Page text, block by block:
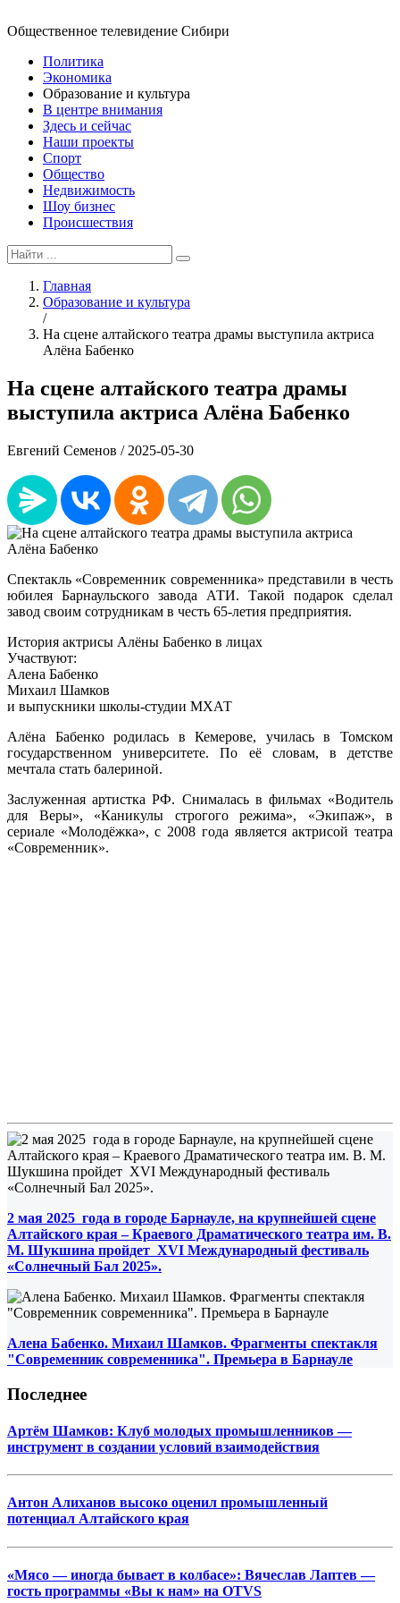
Общественное телевидение Сибири
Политика
Экономика
Образование и культура
В центре внимания
Здесь и сейчас
Наши проекты
Спорт
Общество
Недвижимость
Шоу бизнес
Происшествия
Главная
Образование и культура
/
На сцене алтайского театра драмы выступила актриса
Алёна Бабенко
На сцене алтайского театра драмы
выступила актриса Алёна Бабенко
Евгений Семенов / 2025-05-30
Спектакль «Современник современника» представили в честь
юбилея Барнаульского завода АТИ. Такой подарок сделал
завод своим сотрудникам в честь 65-летия предприятия.
История актрисы Алёны Бабенко в лицах
Участвуют:
Алена Бабенко
Михаил Шамков
и выпускники школы-студии МХАТ
Алёна Бабенко родилась в Кемерове, училась в Томском
государственном университете. По её словам, в детстве
мечтала стать балериной.
Заслуженная артистка РФ. Снималась в фильмах «Водитель
для Веры», «Каникулы строгого режима», «Экипаж», в
сериале «Молодёжка», с 2008 года является актрисой театра
«Современник».
2 мая 2025 года в городе Барнауле, на крупнейшей сцене
Алтайского края – Краевого Драматического театра им. В.
М. Шукшина пройдет XVI Международный фестиваль
«Солнечный Бал 2025».
Алена Бабенко. Михаил Шамков. Фрагменты спектакля
"Современник современника". Премьера в Барнауле
Последнее
Артём Шамков: Клуб молодых промышленников —
инструмент в создании условий взаимодействия
Антон Алиханов высоко оценил промышленный
потенциал Алтайского края
«Мясо — иногда бывает в колбасе»: Вячеслав Лаптев —
гость программы «Вы к нам» на OTVS